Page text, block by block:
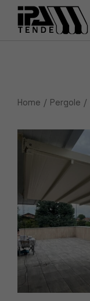
content
Home Pergole